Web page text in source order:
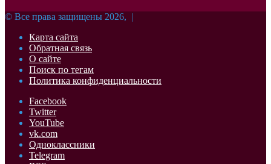
© Все права защищены 2026, |
Карта сайта
Обратная связь
О сайте
Поиск по тегам
Политика конфиденциальности
Facebook
Twitter
YouTube
vk.com
Одноклассники
Telegram